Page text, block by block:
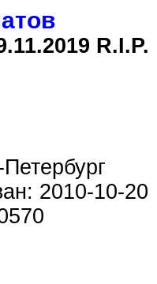
R.I.P.
2010-10-20